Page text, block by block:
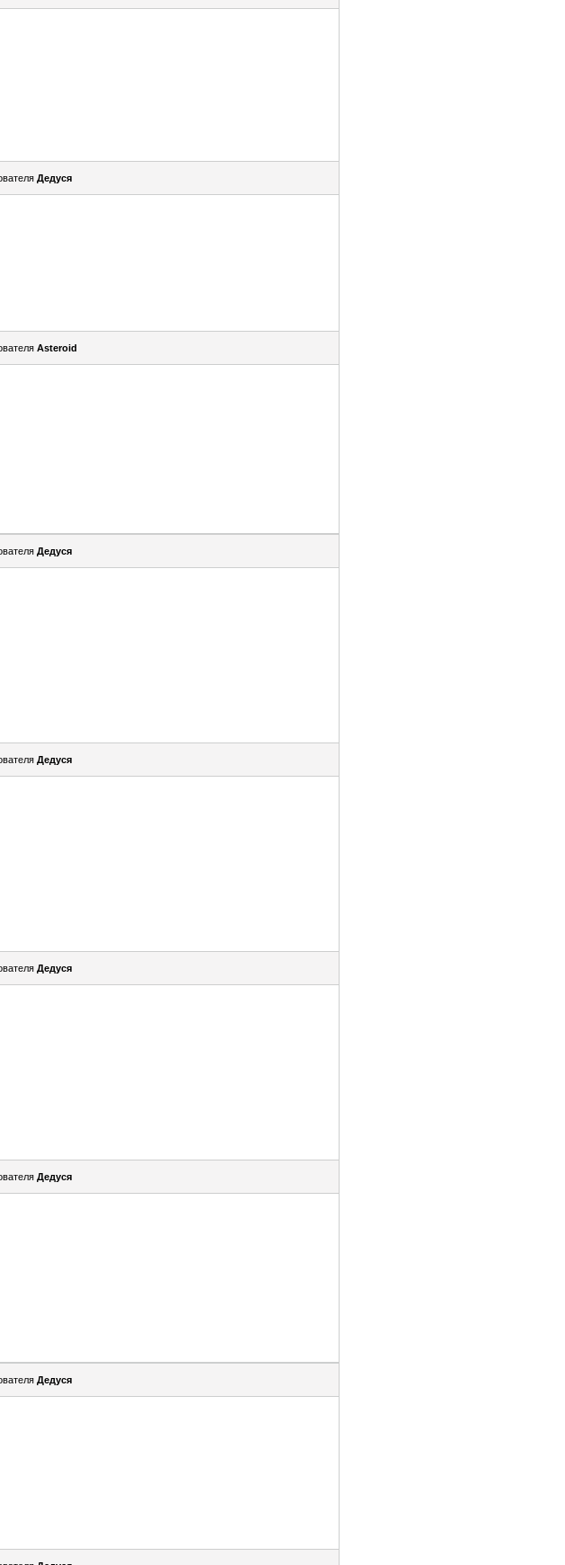
Дедуся
Asteroid
Дедуся
Дедуся
Дедуся
Дедуся
Дедуся